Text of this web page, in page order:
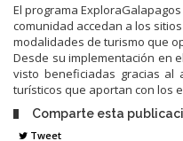
El programa
comunidad accedan a los
modalidades de turismo que
Desde su implementación en
visto beneficiadas gracias al
turísticos que aportan con los
Comparte esta
Tweet